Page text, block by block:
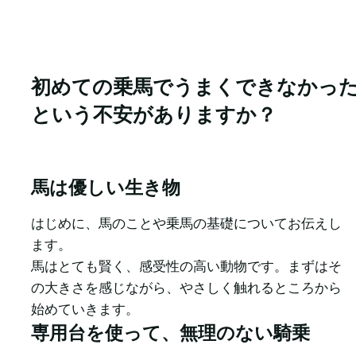
初めての乗馬でうまくできなかっ
という不安がありますか？
馬は優しい生き物
はじめに、馬のことや乗馬の基礎についてお伝えし
ます。
馬はとても賢く、感受性の高い動物です。まずはそ
の大きさを感じながら、やさしく触れるところから
始めていきます。
専用台を使って、無理のない騎乗